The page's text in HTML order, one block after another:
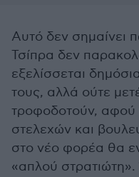
Αυτό δεν σημαίνει
Τσίπρα δεν
εξελίσσεται
τους, αλλά ούτε
τροφοδοτούν, αφού
στελεχών και
στο νέο φορέα θα
«απλού